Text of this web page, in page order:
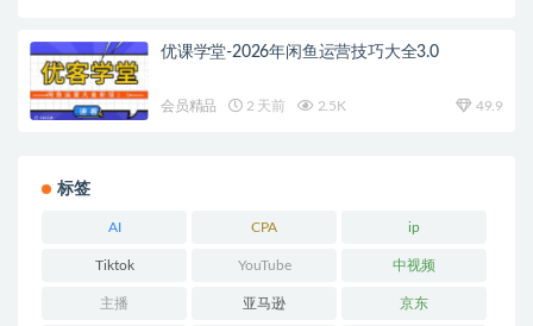
优课学堂-2026年闲鱼运营技巧大全3.0
会员精品 2 天前 2.5K 49.9
标签
AI CPA ip
Tiktok YouTube 中视频
主播 亚马逊 京东